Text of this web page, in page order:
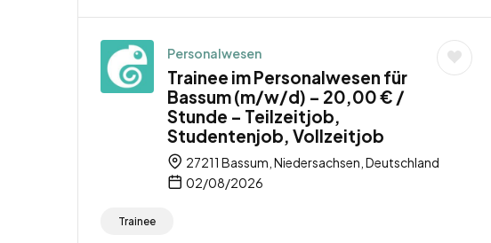
Personalwesen
Trainee im Personalwesen für
Bassum (m/w/d) – 20,00 € /
Stunde – Teilzeitjob,
Studentenjob, Vollzeitjob
27211 Bassum, Niedersachsen, Deutschland
02/08/2026
Trainee